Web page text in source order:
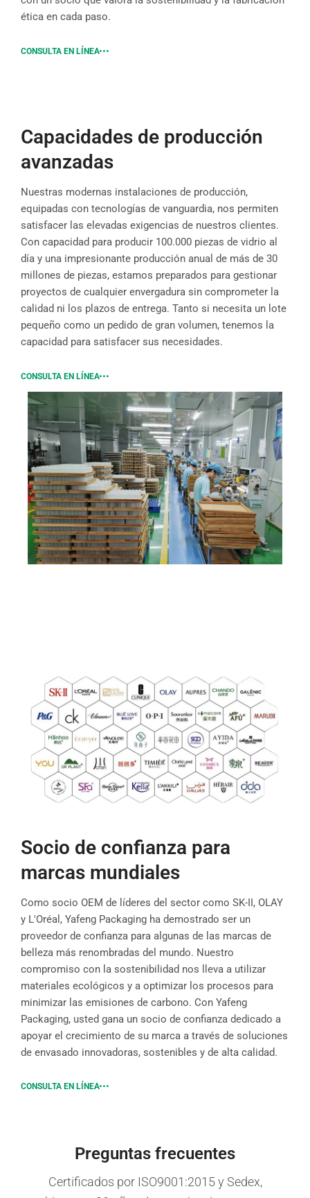
ética en cada paso.
CONSULTA EN LÍNEA
Capacidades de producción
avanzadas
Nuestras modernas instalaciones de producción,
equipadas con tecnologías de vanguardia, nos permiten
satisfacer las elevadas exigencias de nuestros clientes.
Con capacidad para producir 100.000 piezas de vidrio al
día y una impresionante producción anual de más de 30
millones de piezas, estamos preparados para gestionar
proyectos de cualquier envergadura sin comprometer la
calidad ni los plazos de entrega. Tanto si necesita un lote
pequeño como un pedido de gran volumen, tenemos la
capacidad para satisfacer sus necesidades.
CONSULTA EN LÍNEA
Socio de confianza para
marcas mundiales
Como socio OEM de líderes del sector como SK-II, OLAY
y L'Oréal, Yafeng Packaging ha demostrado ser un
proveedor de confianza para algunas de las marcas de
belleza más renombradas del mundo. Nuestro
compromiso con la sostenibilidad nos lleva a utilizar
materiales ecológicos y a optimizar los procesos para
minimizar las emisiones de carbono. Con Yafeng
Packaging, usted gana un socio de confianza dedicado a
apoyar el crecimiento de su marca a través de soluciones
de envasado innovadoras, sostenibles y de alta calidad.
CONSULTA EN LÍNEA
Preguntas frecuentes
Certificados por ISO9001:2015 y Sedex,